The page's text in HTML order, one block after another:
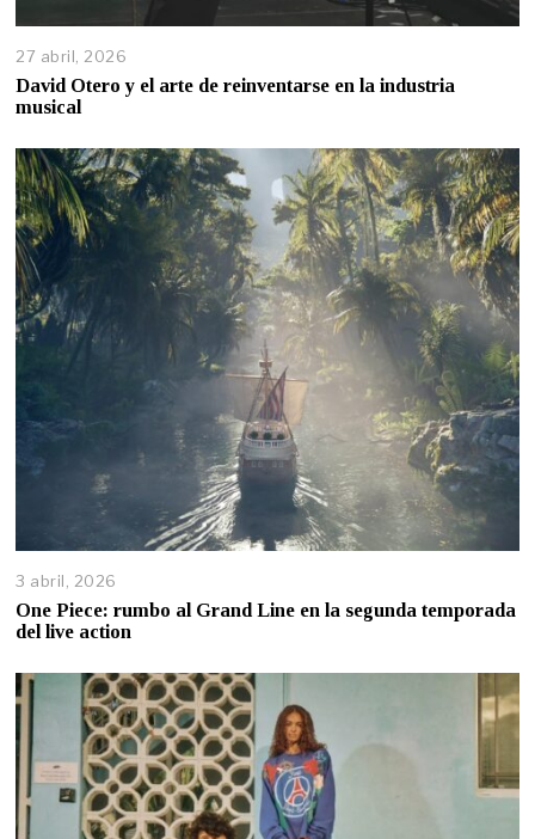
27 abril, 2026
David Otero y el arte de reinventarse en la industria
musical
3 abril, 2026
One Piece: rumbo al Grand Line en la segunda temporada
del live action